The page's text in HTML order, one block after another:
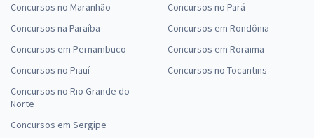
Concursos no Maranhão
Concursos na Paraíba
Concursos em Pernambuco
Concursos no Piauí
Concursos no Rio Grande do
Norte
Concursos em Sergipe
Concursos no Pará
Concursos em Rondônia
Concursos em Roraima
Concursos no Tocantins